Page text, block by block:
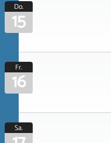
Do.
15
Fr.
16
Sa.